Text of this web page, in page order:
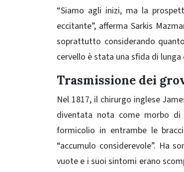
“Siamo agli inizi, ma la
eccitante”, afferma Sarkis
soprattutto considerando
cervello è stata una sfida di
Trasmissione dei
Nel 1817, il chirurgo inglese
diventata nota come morbo di
formicolio in entrambe le
“accumulo considerevole”. Ha
vuote e i suoi sintomi erano